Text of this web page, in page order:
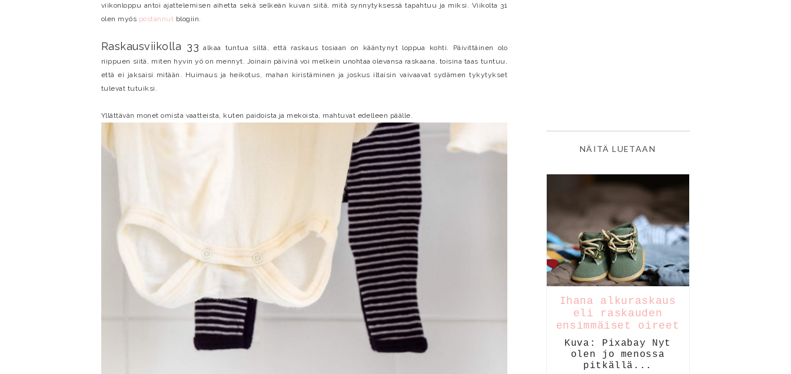
viikonloppu antoi ajattelemisen aihetta sekä selkeän kuvan siitä, mitä synnytyksessä tapahtuu ja miksi. Viikolta 31
olen myös postannut blogiin.
Raskausviikolla 33 alkaa tuntua siltä, että raskaus tosiaan on kääntynyt loppua kohti. Päivittäinen olo
riippuen siitä, miten hyvin yö on mennyt. Joinain päivinä voi melkein unohtaa olevansa raskaana, toisina taas tuntuu,
että ei jaksaisi mitään. Huimaus ja heikotus, mahan kiristäminen ja joskus iltaisin vaivaavat sydämen tykytykset
tulevat tutuiksi.
Yllättävän monet omista vaatteista, kuten paidoista ja mekoista, mahtuvat edelleen päälle.
NÄITÄ LUETAAN
Ihana alkuraskaus
eli raskauden
ensimmäiset oireet
Kuva: Pixabay Nyt
olen jo menossa
pitkällä...